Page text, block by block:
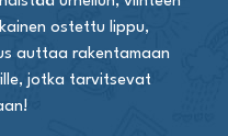
ostettu lippu,
auttaa rakentamaan
jotka tarvitsevat